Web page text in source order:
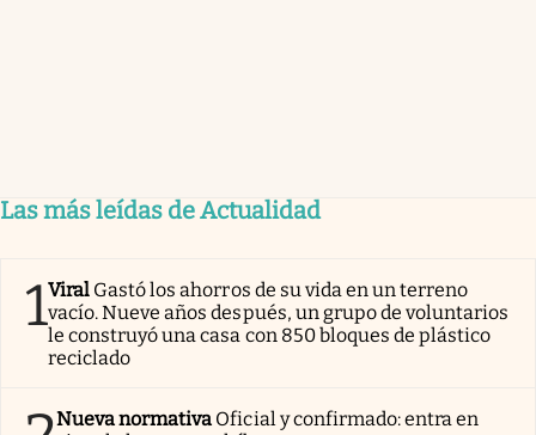
Las más leídas de Actualidad
1Viral Gastó los ahorros de su vida en un terreno
vacío. Nueve años después, un grupo de voluntarios
le construyó una casa con 850 bloques de plástico
reciclado
Nueva normativa Oficial y confirmado: entra en